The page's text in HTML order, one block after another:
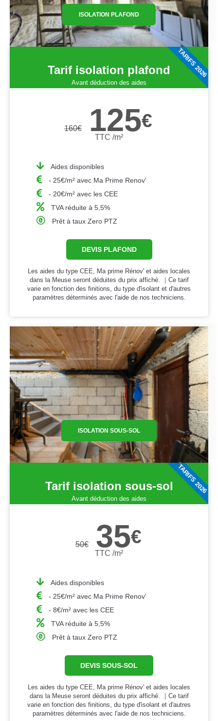
ISOLATION PLAFOND
Tarif isolation plafond
Avant déduction des aides
160€ 125€
TTC /m²
Aides disponibles
- 25€/m² avec Ma Prime Renov'
- 20€/m² avec les CEE
TVA réduite à 5,5%
Prêt à taux Zero PTZ
DEVIS PLAFOND
Les aides du type CEE, Ma prime Rénov' et aides locales
dans la Meuse seront déduites du prix affiché. ｜Ce tarif
varie en fonction des finitions, du type d'isolant et d'autres
paramètres déterminés avec l'aide de nos techniciens.
TARIFS 2026
ISOLATION SOUS-SOL
Tarif isolation sous-sol
Avant déduction des aides
50€ 35€
TTC /m²
Aides disponibles
- 25€/m² avec Ma Prime Renov'
- 8€/m² avec les CEE
TVA réduite à 5,5%
Prêt à taux Zero PTZ
DEVIS SOUS-SOL
Les aides du type CEE, Ma prime Rénov' et aides locales
dans la Meuse seront déduites du prix affiché. ｜Ce tarif
varie en fonction des finitions, du type d'isolant et d'autres
paramètres déterminés avec l'aide de nos techniciens.
TARIFS 2026